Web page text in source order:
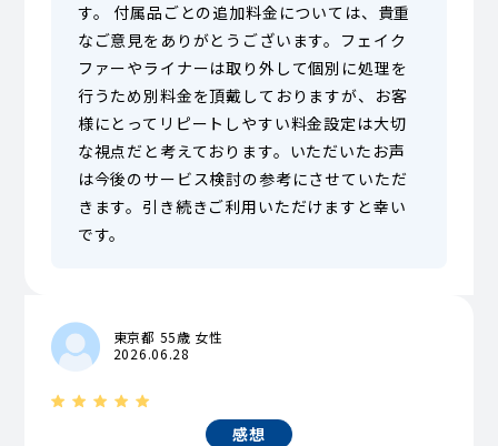
す。 付属品ごとの追加料金については、貴重
なご意見をありがとうございます。フェイク
ファーやライナーは取り外して個別に処理を
行うため別料金を頂戴しておりますが、お客
様にとってリピートしやすい料金設定は大切
な視点だと考えております。いただいたお声
は今後のサービス検討の参考にさせていただ
きます。引き続きご利用いただけますと幸い
です。
東京都 55歳 女性
2026.06.28
感想